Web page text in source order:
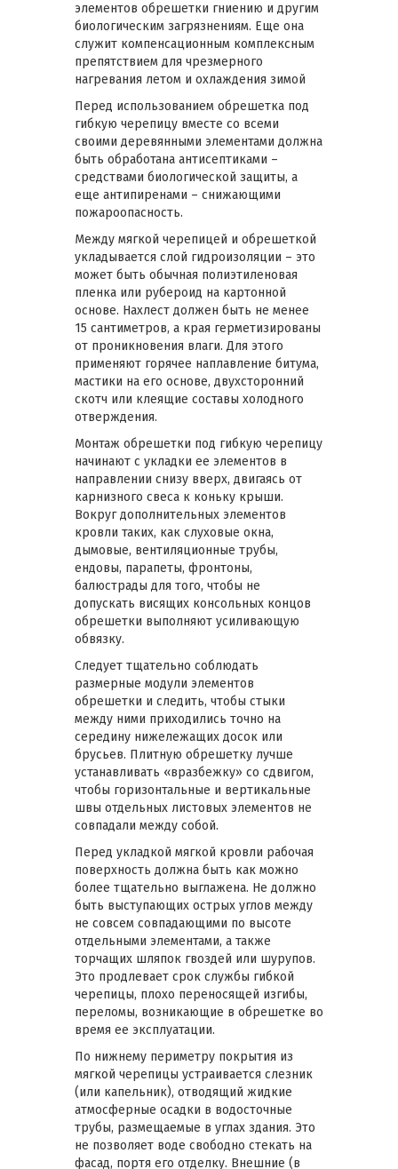
элементов обрешетки гниению и другим
биологическим загрязнениям. Еще она
служит компенсационным комплексным
препятствием для чрезмерного
нагревания летом и охлаждения зимой
Перед использованием обрешетка под
гибкую черепицу вместе со всеми
своими деревянными элементами должна
быть обработана антисептиками –
средствами биологической защиты, а
еще антипиренами – снижающими
пожароопасность.
Между мягкой черепицей и обрешеткой
укладывается слой гидроизоляции – это
может быть обычная полиэтиленовая
пленка или рубероид на картонной
основе. Нахлест должен быть не менее
15 сантиметров, а края герметизированы
от проникновения влаги. Для этого
применяют горячее наплавление битума,
мастики на его основе, двухсторонний
скотч или клеящие составы холодного
отверждения.
Монтаж обрешетки под гибкую черепицу
начинают с укладки ее элементов в
направлении снизу вверх, двигаясь от
карнизного свеса к коньку крыши.
Вокруг дополнительных элементов
кровли таких, как слуховые окна,
дымовые, вентиляционные трубы,
ендовы, парапеты, фронтоны,
балюстрады для того, чтобы не
допускать висящих консольных концов
обрешетки выполняют усиливающую
обвязку.
Следует тщательно соблюдать
размерные модули элементов
обрешетки и следить, чтобы стыки
между ними приходились точно на
середину нижележащих досок или
брусьев. Плитную обрешетку лучше
устанавливать «вразбежку» со сдвигом,
чтобы горизонтальные и вертикальные
швы отдельных листовых элементов не
совпадали между собой.
Перед укладкой мягкой кровли рабочая
поверхность должна быть как можно
более тщательно выглажена. Не должно
быть выступающих острых углов между
не совсем совпадающими по высоте
отдельными элементами, а также
торчащих шляпок гвоздей или шурупов.
Это продлевает срок службы гибкой
черепицы, плохо переносящей изгибы,
переломы, возникающие в обрешетке во
время ее эксплуатации.
По нижнему периметру покрытия из
мягкой черепицы устраивается слезник
(или капельник), отводящий жидкие
атмосферные осадки в водосточные
трубы, размещаемые в углах здания. Это
не позволяет воде свободно стекать на
фасад, портя его отделку. Внешние (в